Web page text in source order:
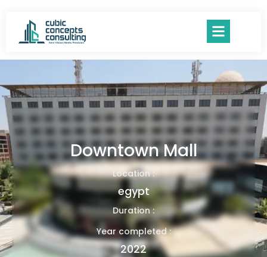
Downtown Mall
Location :
egypt
Duration :
Year completed :
2022